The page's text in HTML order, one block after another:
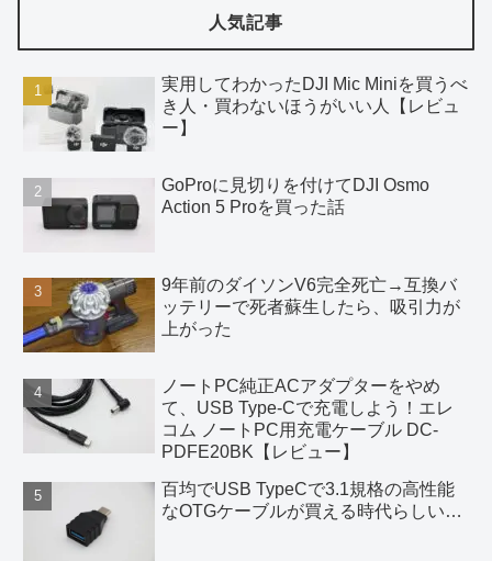
人気記事
実用してわかったDJI Mic Miniを買うべ
き人・買わないほうがいい人【レビュ
ー】
GoProに見切りを付けてDJI Osmo
Action 5 Proを買った話
9年前のダイソンV6完全死亡→互換バ
ッテリーで死者蘇生したら、吸引力が
上がった
ノートPC純正ACアダプターをやめ
て、USB Type-Cで充電しよう！エレ
コム ノートPC用充電ケーブル DC-
PDFE20BK【レビュー】
百均でUSB TypeCで3.1規格の高性能
なOTGケーブルが買える時代らしい…